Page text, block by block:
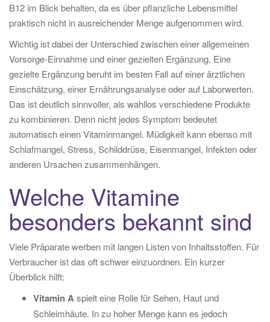
B12 im Blick behalten, da es über pflanzliche Lebensmittel
praktisch nicht in ausreichender Menge aufgenommen wird.
Wichtig ist dabei der Unterschied zwischen einer allgemeinen
Vorsorge-Einnahme und einer gezielten Ergänzung. Eine
gezielte Ergänzung beruht im besten Fall auf einer ärztlichen
Einschätzung, einer Ernährungsanalyse oder auf Laborwerten.
Das ist deutlich sinnvoller, als wahllos verschiedene Produkte
zu kombinieren. Denn nicht jedes Symptom bedeutet
automatisch einen Vitaminmangel. Müdigkeit kann ebenso mit
Schlafmangel, Stress, Schilddrüse, Eisenmangel, Infekten oder
anderen Ursachen zusammenhängen.
Welche Vitamine
besonders bekannt sind
Viele Präparate werben mit langen Listen von Inhaltsstoffen. Für
Verbraucher ist das oft schwer einzuordnen. Ein kurzer
Überblick hilft:
Vitamin Aspielt eine Rolle für Sehen, Haut und
Schleimhäute. In zu hoher Menge kann es jedoch